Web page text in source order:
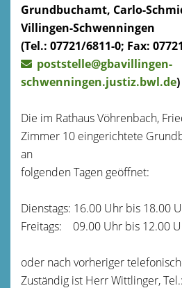
Grundbuchamt, Carlo-
Villingen-Schwenningen
(Tel.: 07721/6811-0; Fax:
poststelle@gbavillingen-
schwenningen.justiz.bwl.de)
Die im Rathaus Vöhrenbach,
Zimmer 10 eingerichtete
an
folgenden Tagen geöffnet:
Dienstags: 16.00 Uhr bis 18.00
Freitags: 09.00 Uhr bis 12.00
oder nach vorheriger
Zuständig ist Herr Wittlinger,